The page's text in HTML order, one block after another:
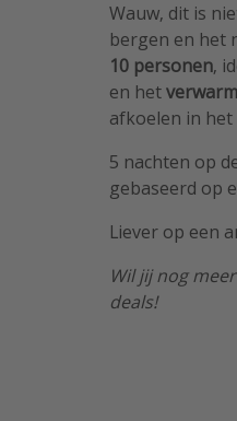
Wauw, dit is
bergen en het
10 personen,
en het
afkoelen in het
5 nachten op
gebaseerd op
Liever op een
Wil jij nog
deals!